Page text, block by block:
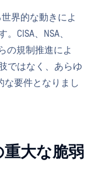
界的な動きによ
CISA、NSA、
の規制推進によ
ではなく、あらゆ
な要件となりまし
大な脆弱